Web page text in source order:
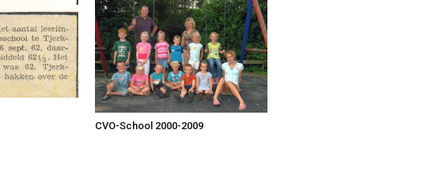
CVO-School 2000-2009